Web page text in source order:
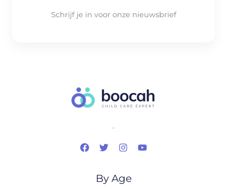
Schrijf je in voor onze nieuwsbrief
..
By Age